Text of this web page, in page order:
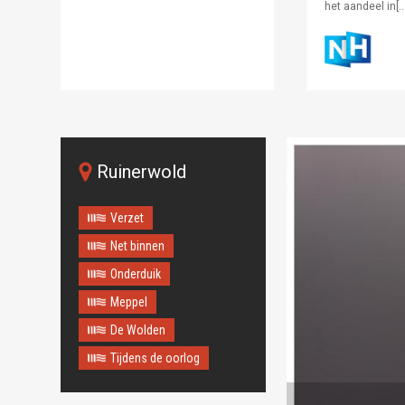
het aandeel
Ruinerwold
Verzet
Net binnen
Onderduik
Meppel
De Wolden
Tijdens de oorlog